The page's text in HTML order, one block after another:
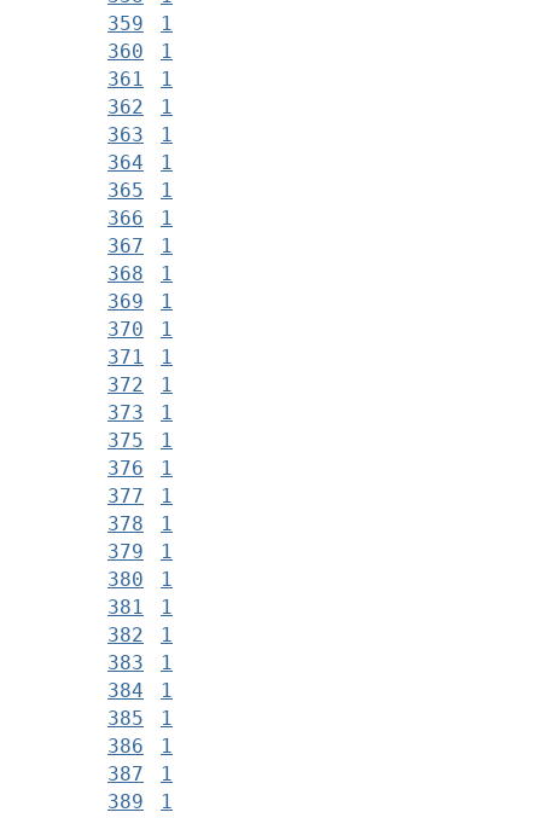
359
1
360
1
361
1
362
1
363
1
364
1
365
1
366
1
367
1
368
1
369
1
370
1
371
1
372
1
373
1
375
1
376
1
377
1
378
1
379
1
380
1
381
1
382
1
383
1
384
1
385
1
386
1
387
1
389
1